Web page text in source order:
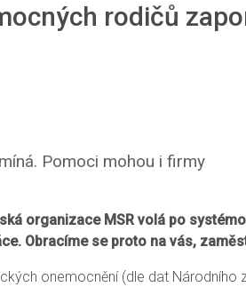
rodičů
Pomoci mohou i firmy
organizace MSR volá po
Obracíme se proto na vás,
onemocnění (dle dat